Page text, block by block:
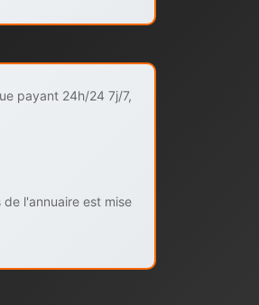
payant 24h/24 7j/7,
l'annuaire est mise